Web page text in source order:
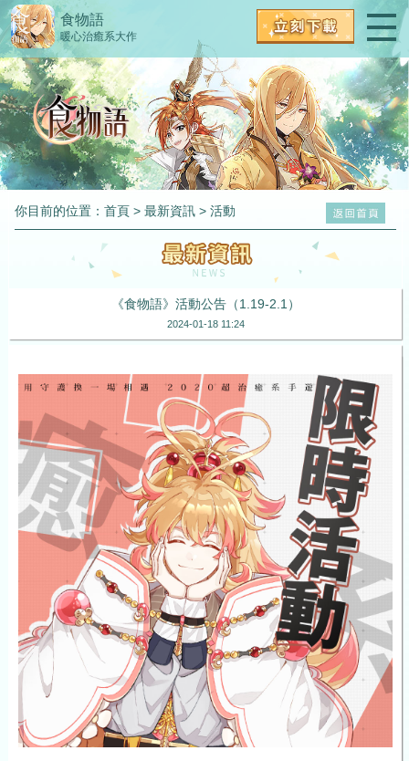
食物語
暖心治癒系大作
你目前的位置：首頁 >最新資訊 >活動
《食物語》活動公告（1.19-2.1）
2024-01-18 11:24